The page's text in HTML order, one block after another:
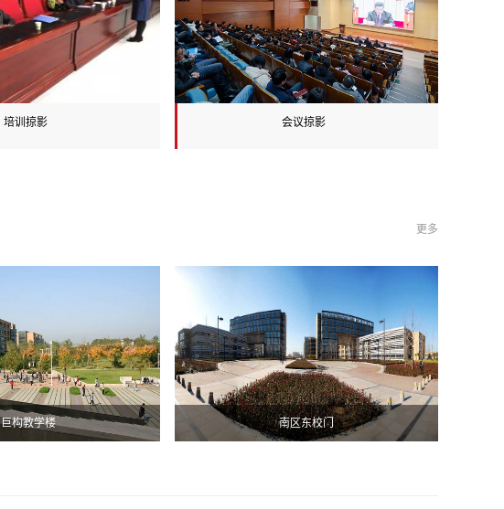
任合肥工业大学党委常委、副校
长。现为中国通信学会会士，中国
电子学会会士，IEEE高级会员，国
家新一代宽带无线移动通信网重大
专项总体组专家，工信部宽带无线
IP技术标准工作组组长，国务院学
位委员会学科评议组成员。综合业
2002年获教育部“青年教师奖”，
国家杰出青年基金，2008年被授予
“长江学者”特聘教授，2009年获
“全国教育系统先进工作者”荣誉称
号。
培训掠影 会议掠影
更多
巨构教学楼 南区东校门